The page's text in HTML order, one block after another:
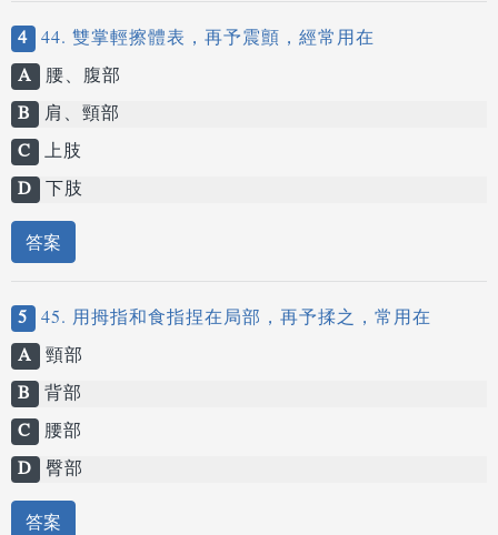
4 44. 雙掌輕擦體表，再予震顫，經常用在
A 腰、腹部
B 肩、頸部
C 上肢
D 下肢
答案
5 45. 用拇指和食指捏在局部，再予揉之，常用在
A 頸部
B 背部
C 腰部
D 臀部
答案